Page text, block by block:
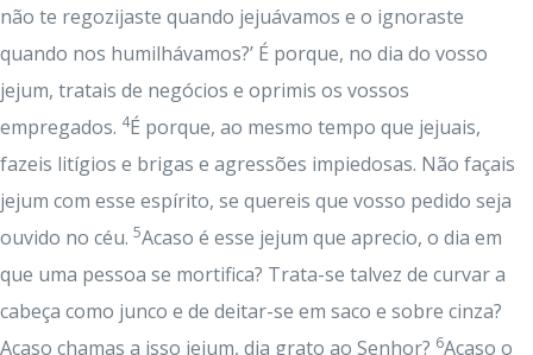
não te regozijaste quando jejuávamos e o ignoraste
quando nos humilhávamos?’ É porque, no dia do vosso
jejum, tratais de negócios e oprimis os vossos
empregados. 4É porque, ao mesmo tempo que jejuais,
fazeis litígios e brigas e agressões impiedosas. Não façais
jejum com esse espírito, se quereis que vosso pedido seja
ouvido no céu. 5Acaso é esse jejum que aprecio, o dia em
que uma pessoa se mortifica? Trata-se talvez de curvar a
cabeça como junco e de deitar-se em saco e sobre cinza?
Acaso chamas a isso jejum, dia grato ao Senhor? 6Acaso o